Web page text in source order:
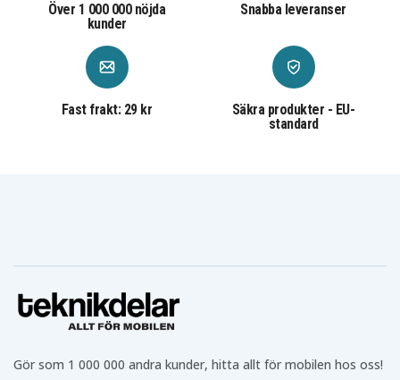
Över 1 000 000 nöjda
kunder
Snabba leveranser
Fast frakt: 29 kr
Säkra produkter - EU-
standard
Gör som 1 000 000 andra kunder, hitta allt för mobilen hos oss!